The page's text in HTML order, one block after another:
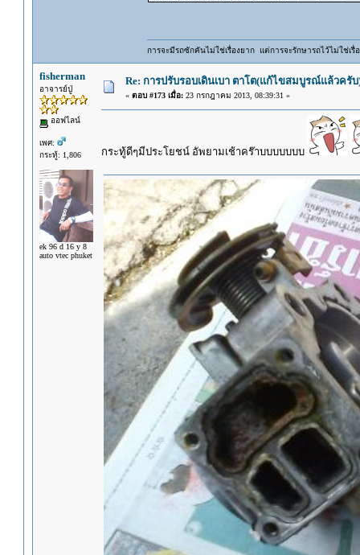
การจะมีรถซักคันไม่ใช่เรื่องยาก แต่การจะรักษารถไว้ไม่ใช่เรื่
fisherman
อาจารย์ปู่
ออฟไลน์
เพศ:
กระทู้: 1,806
ek 96 d 16 y 8
auto vtec phuket
Re: การปรับรอบเดินเบา ตาโต(แก้ไขสมบูรณ์แล้วครั
« ตอบ #173 เมื่อ:23 กรกฎาคม 2013, 08:39:31 »
กระทู้ดีๆมีประโยชน์ อัพยามเช้าคร๊าบบบบบบบ